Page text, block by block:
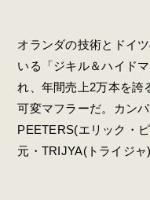
オランダの技術とドイ
いる「ジキル＆ハイド
れ、年間売上2万本を誇
可変マフラーだ。カン
PEETERS(エリック・
元・TRIJYA(トライジャ